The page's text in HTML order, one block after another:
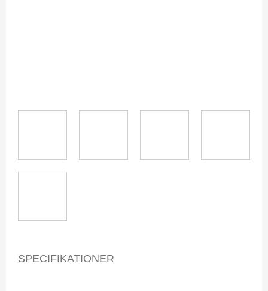
​SPECIFIKATIONER